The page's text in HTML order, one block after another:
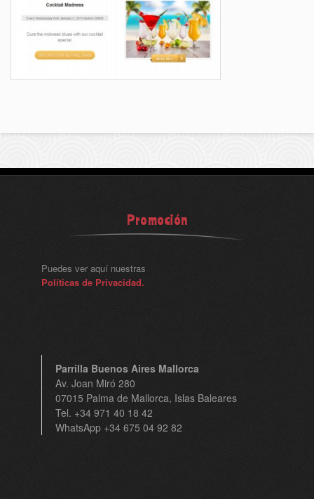
Promoción
Puedes ver aquí nuestras
Políticas de Privacidad.
Parrilla Buenos Aires Mallorca
Av. Joan Miró 280
07015 Palma de Mallorca, Islas Baleares
Tel. +34 971 40 18 42
WhatsApp +34 675 04 92 82